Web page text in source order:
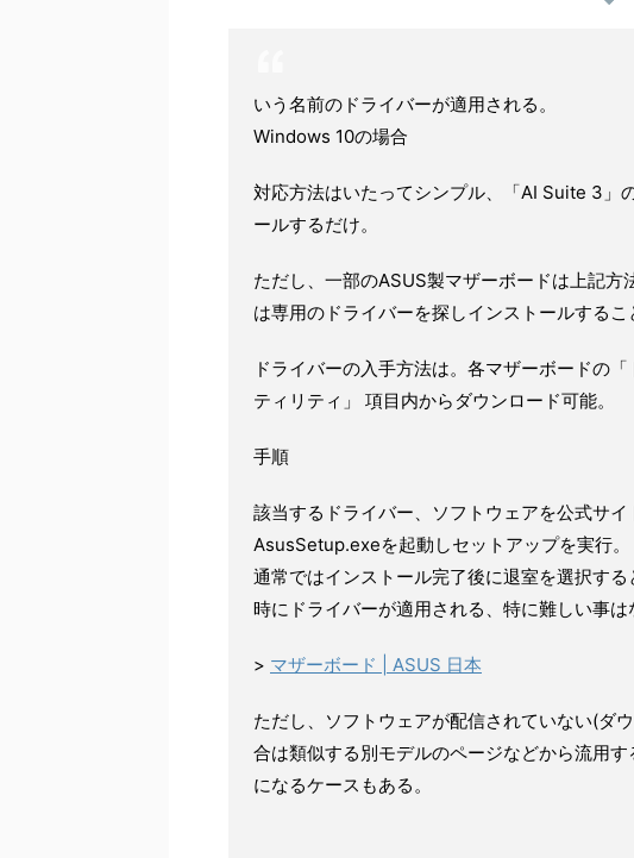
いう名前のドライバーが適用される。
Windows 10の場合
対応方法はいたってシンプル、「AI Suite 3」
ールするだけ。
ただし、一部のASUS製マザーボードは上記
は専用のドライバーを探しインストールするこ
ドライバーの入手方法は。各マザーボードの
ティリティ」 項目内からダウンロード可能。
手順
該当するドライバー、ソフトウェアを公式サイ
AsusSetup.exeを起動しセットアップを実行。
通常ではインストール完了後に退室を選択す
時にドライバーが適用される、特に難しい事は
> マザーボード | ASUS 日本
ただし、ソフトウェアが配信されていない(ダ
合は類似する別モデルのページなどから流用
になるケースもある。